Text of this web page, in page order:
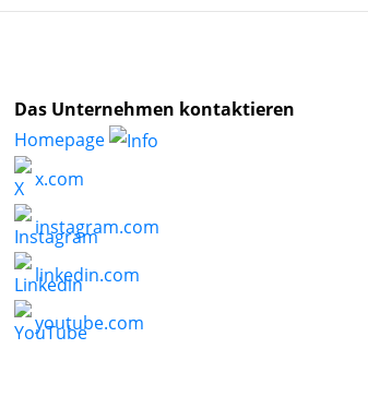
Das Unternehmen kontaktieren
Homepage
x.com
instagram.com
linkedin.com
youtube.com